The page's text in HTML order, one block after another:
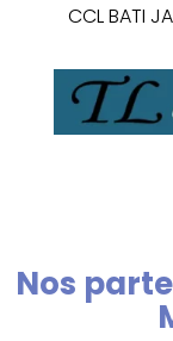
CCL BATI
Nos